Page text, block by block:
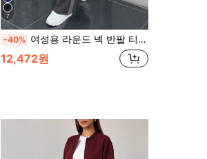
7
-40% 여성용 라운드 넥 반팔 티셔츠 및 탄력 허리 루즈핏 팬츠 2피스 세트 여름 우아한
12,472원